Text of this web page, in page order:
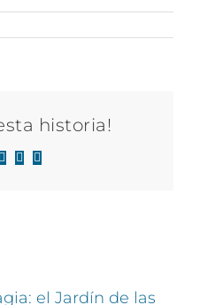
historia!
LinkedIn
WhatsApp
Correo